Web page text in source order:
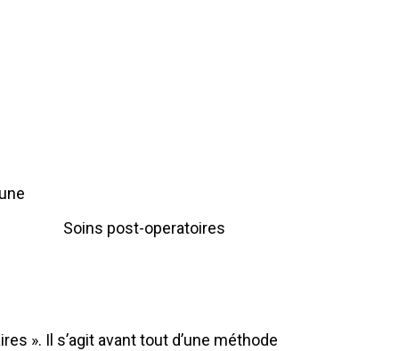
Soins post-operatoires
». Il s’agit avant tout d’une méthode